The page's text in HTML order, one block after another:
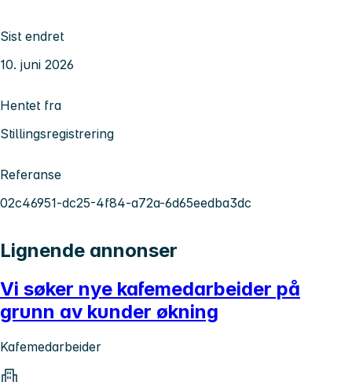
Sist endret
10. juni 2026
Hentet fra
Stillingsregistrering
Referanse
02c46951-dc25-4f84-a72a-6d65eedba3dc
Lignende annonser
Vi søker nye kafemedarbeider på
grunn av kunder økning
Kafemedarbeider